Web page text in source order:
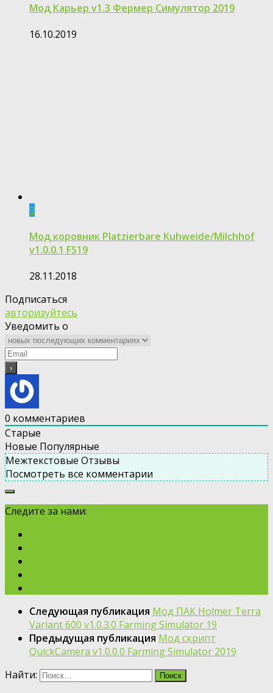
Мод Карьер v1.3 Фермер Симулятор 2019
16.10.2019
0
Мод коровник Platzierbare Kuhweide/Milchhof
v1.0.0.1 FS19
28.11.2018
Подписаться
авторизуйтесь
Уведомить о
0 комментариев
Старые
Новые Популярные
Межтекстовые Отзывы
Посмотреть все комментарии
Следите за нами:
Следующая публикация Мод ПАК Holmer Terra
Variant 600 v1.0.3.0 Farming Simulator 19
Предыдущая публикация Мод скрипт
QuickCamera v1.0.0.0 Farming Simulator 2019
Найти: